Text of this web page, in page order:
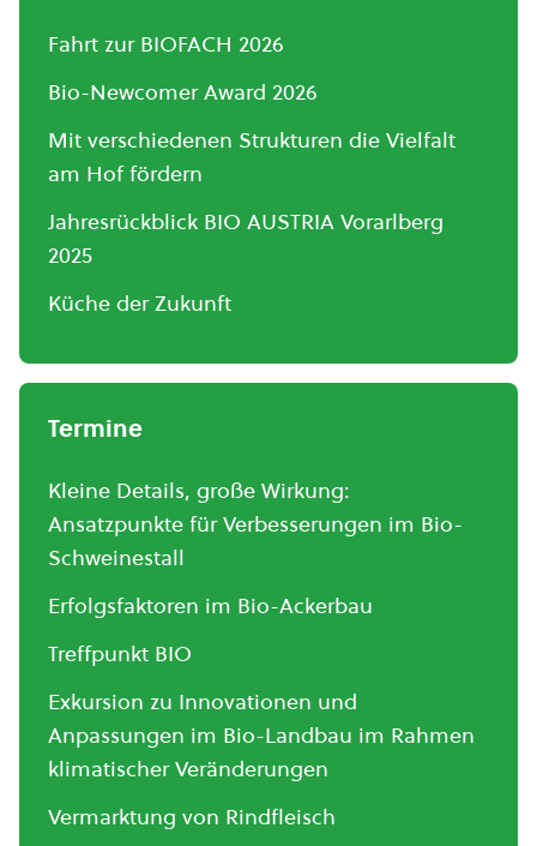
Fahrt zur BIOFACH 2026
Bio-Newcomer Award 2026
Mit verschiedenen Strukturen die Vielfalt
am Hof fördern
Jahresrückblick BIO AUSTRIA Vorarlberg
2025
Küche der Zukunft
Termine
Kleine Details, große Wirkung:
Ansatzpunkte für Verbesserungen im Bio-
Schweinestall
Erfolgsfaktoren im Bio-Ackerbau
Treffpunkt BIO
Exkursion zu Innovationen und
Anpassungen im Bio-Landbau im Rahmen
klimatischer Veränderungen
Vermarktung von Rindfleisch